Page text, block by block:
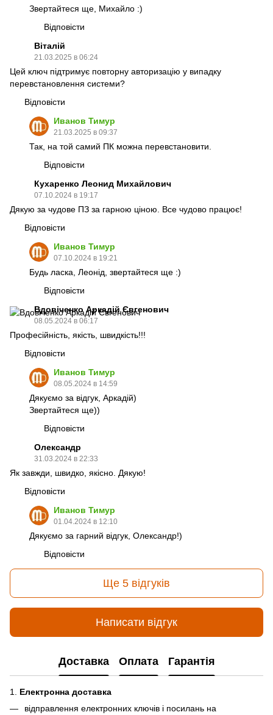
Звертайтеся ще, Михайло :)
Відповісти
Віталій
21.03.2025 в 06:24
Цей ключ підтримує повторну авторизацію у випадку
перевстановлення системи?
Відповісти
Иванов Тимур
21.03.2025 в 09:37
Так, на той самий ПК можна перевстановити.
Відповісти
Кухаренко Леонид Михайлович
07.10.2024 в 19:17
Дякую за чудове ПЗ за гарною ціною. Все чудово працює!
Відповісти
Иванов Тимур
07.10.2024 в 19:21
Будь ласка, Леонід, звертайтеся ще :)
Відповісти
Вдовіченко Аркадій Євгенович
08.05.2024 в 06:17
Професійність, якість, швидкість!!!
Відповісти
Иванов Тимур
08.05.2024 в 14:59
Дякуємо за відгук, Аркадій)
Звертайтеся ще))
Відповісти
Олександр
31.03.2024 в 22:33
Як завжди, швидко, якісно. Дякую!
Відповісти
Иванов Тимур
01.04.2024 в 12:10
Дякуємо за гарний відгук, Олександр!)
Відповісти
Ще 5 відгуків
Написати відгук
Доставка Оплата Гарантія
1. Електронна доставка
відправлення електронних ключів і посилань на